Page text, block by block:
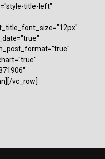
title-left"
vc_row]